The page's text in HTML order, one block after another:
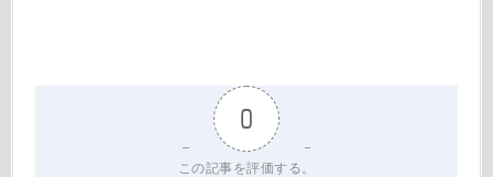
0
この記事を評価する。